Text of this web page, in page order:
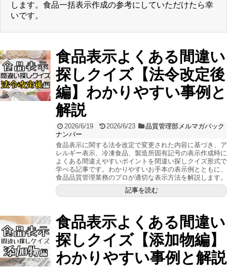
します。食品一括表示作成の参考にしていただけたら幸
いです。
食品表示よくある間違い
探しクイズ【法令改定後
編】わかりやすい事例と
解説
2026/6/19 2026/6/23
品質管理部メルマガバック
ナンバー
食品表示に関する法令改定で変更された内容に基づき、ア
レルギー表示、冷凍食品、製造所固有記号の表示作成時に
よくある間違えやすいポイントを間違い探しクイズ形式で
学べる記事です。わかりやすいお手本の表示例とともに、
食品品質管理業務のプロが適切な表示方法を解説します。
記事を読む
食品表示よくある間違い
探しクイズ【添加物編】
わかりやすい事例と解説